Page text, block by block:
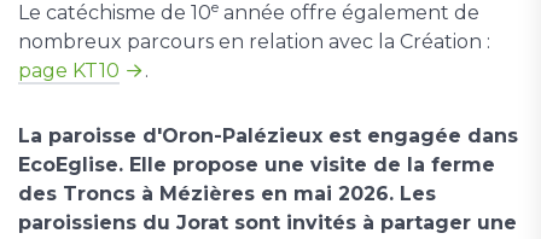
Le catéchisme de 10e année offre également de
nombreux parcours en relation avec la Création :
page KT10
.
La paroisse d'Oron-Palézieux est engagée dans
EcoEglise. Elle propose une visite de la ferme
des Troncs à Mézières en mai 2026. Les
paroissiens du Jorat sont invités à partager une